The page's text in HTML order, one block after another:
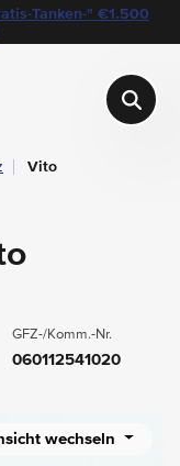
Tanken-" €1.500
Vito
GFZ-/Komm.-Nr.
060112541020
wechseln